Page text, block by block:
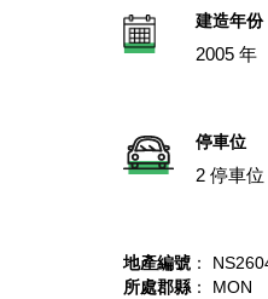
建造年份
2005 年
停車位
2 停車位
地產編號 ：
所處郡縣 ： MON